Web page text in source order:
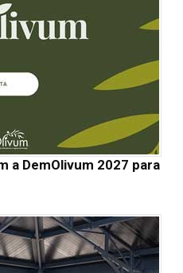
a DemOlivum 2027 para